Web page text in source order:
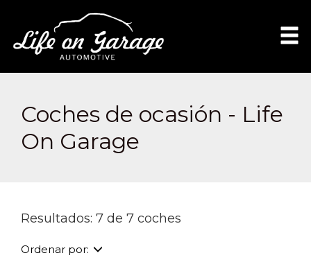
Coches de ocasión - Life
On Garage
Resultados: 7 de 7 coches
Ordenar por: